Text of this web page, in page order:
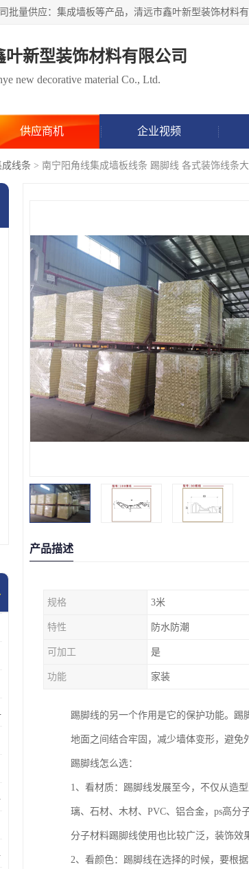
叶新型装饰材料有限公司
new decorative material Co., Ltd.
供应商机 企业视频
成线条 > 南宁阳角线集成墙板线条 踢脚线 各式装饰线条
选购
厂家
厂家
产品描述
规格 3米
特性 防水防潮
可加工 是
功能 家装
踢脚线的另一个作用是它的保护功能。
地面之间结合牢固，减少墙体变形，避免
踢脚线怎么选：
1、看材质：踢脚线发展至今，不仅从造
璃、石材、木材、PVC、铝合金，ps高分
分子材料踢脚线使用也比较广泛，装饰效
2、看颜色：踢脚线在选择的时候，要根